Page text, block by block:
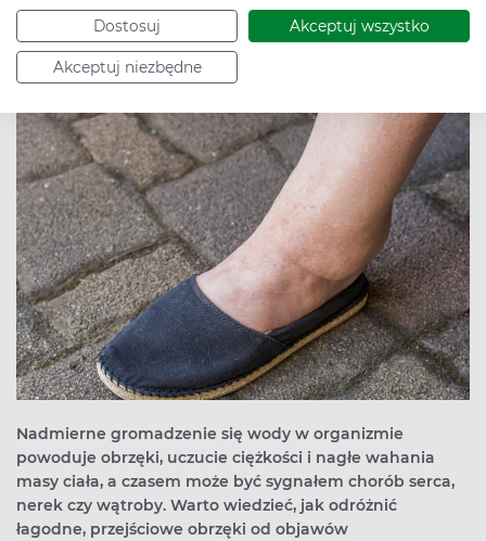
Dostosuj Akceptuj wszystko
Akceptuj niezbędne
nadmiaru wody?
Autor:Mgr farm. Tomasz Kołek
Nadmierne gromadzenie się wody w organizmie
powoduje obrzęki, uczucie ciężkości i nagłe wahania
masy ciała, a czasem może być sygnałem chorób serca,
nerek czy wątroby. Warto wiedzieć, jak odróżnić
łagodne, przejściowe obrzęki od objawów